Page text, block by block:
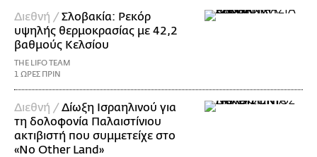
Διεθνή /Σλοβακία: Ρεκόρ
υψηλής θερμοκρασίας με 42,2
βαθμούς Κελσίου
THE LIFO TEAM
1 ΩΡΕΣ ΠΡΙΝ
Διεθνή /Δίωξη Ισραηλινού για
τη δολοφονία Παλαιστίνιου
ακτιβιστή που συμμετείχε στο
«No Other Land»